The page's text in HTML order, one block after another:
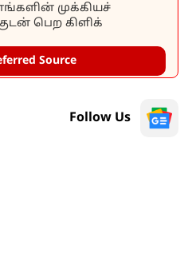
முக்கியச்
பெற கிளிக்
Source
Follow Us